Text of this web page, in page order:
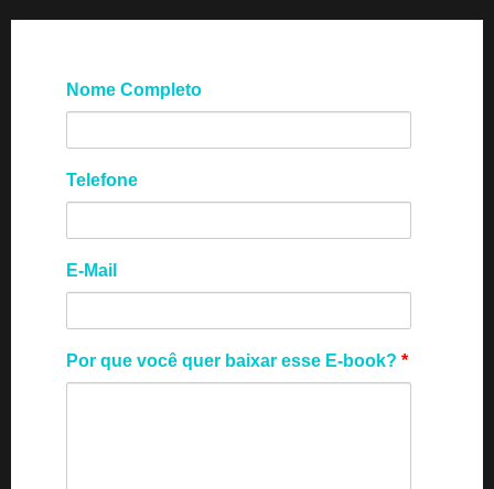
Nome Completo
Telefone
E-Mail
Por que você quer baixar esse E-book? *